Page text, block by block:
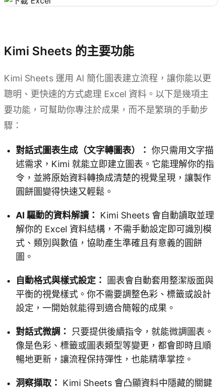
Kimi Sheets 的主要功能
Kimi Sheets 運用 AI 簡化圖表建立流程，讓你能以更
聰明、更快速的方式處理 Excel 資料。以下是幾項主
要功能，可幫助你專注於成果，而不是繁瑣的手動步
驟：
對話式圖表生成（文字轉圖表）： 你只需用文字描
述需求，Kimi 就能立即建立圖表。它能理解你的指
令，並將原始資料轉換成清楚的視覺呈現，讓製作
圓餅圖變得快速又輕鬆。
AI 驅動的資料解讀：
Kimi Sheets 會自動讀取並理
解你的 Excel 資料結構，不需手動設定即可識別模
式、類別與數值，協助產生準確且有意義的圓餅
圖。
自動格式與樣式設定：
圖表會自動套用整潔版面與
平衡的視覺樣式。你不需要調整色彩、標籤或設計
設定，一開始就能得到適合簡報的成果。
對話式微調：
只要提供後續指令，就能微調圖表。
像是色彩、標籤或圖表類型等變更，都會即時且順
暢地更新，讓流程保持彈性，也能精準掌控。
洞察擷取：
Kimi Sheets 會凸顯資料中隱藏的關鍵